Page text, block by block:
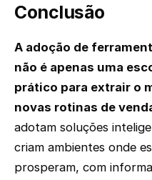
Conclusão
A adoção de
não é apenas uma
prático para extrair o
novas rotinas de
adotam soluções
criam ambientes onde
prosperam, com